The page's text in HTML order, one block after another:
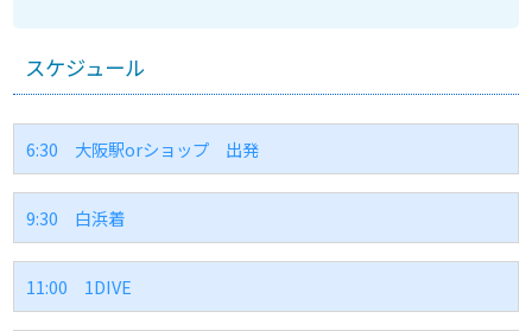
スケジュール
6:30 大阪駅orショップ 出発
9:30 白浜着
11:00 1DIVE